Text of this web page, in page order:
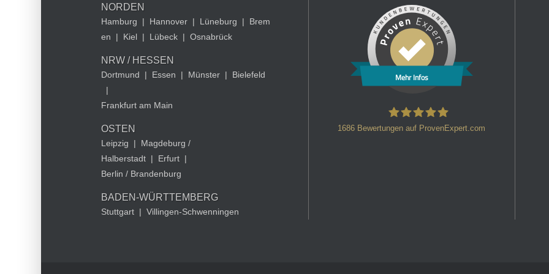
NORDEN
Hamburg | Hannover | Lüneburg |
Brem
en
| Kiel | Lübeck | Osnabrück
NRW / HESSEN
Dortmund | Essen | Münster |
Bielefeld
|
Frankfurt am Main
OSTEN
Leipzig |
Magdeburg /
Halberstadt | Erfurt |
Berlin / Brandenburg
BADEN-WÜRTTEMBERG
Stuttgart | Villingen-Schwenningen
Mehr Infos
1686 Bewertungen auf ProvenExpert.com